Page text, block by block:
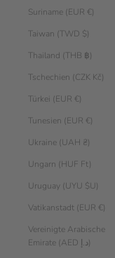
Suriname (EUR €)
Taiwan (TWD $)
Thailand (THB ฿)
Tschechien (CZK Kč)
Türkei (EUR €)
Tunesien (EUR €)
Ukraine (UAH ₴)
Ungarn (HUF Ft)
Uruguay (UYU $U)
Vatikanstadt (EUR €)
Vereinigte Arabische
Emirate (AED د.إ)